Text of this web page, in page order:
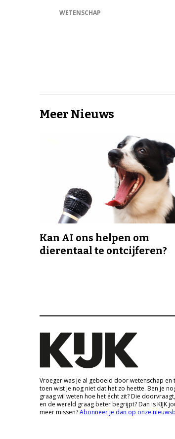
WETENSCHAP
Meer Nieuws
Kan AI ons helpen om
dierentaal te ontcijferen?
Vroeger was je al geboeid door wetenschap en
toen wist je nog niet dat het zo heette. Ben je
graag wil weten hoe het écht zit? Die
en de wereld graag beter begrijpt? Dan is KIJK
meer missen?Abonneer je dan op onze